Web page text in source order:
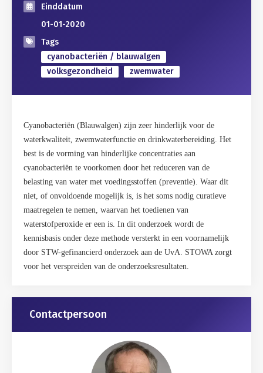
Einddatum
01-01-2020
Tags
cyanobacteriën / blauwalgen
volksgezondheid
zwemwater
Cyanobacteriën (Blauwalgen) zijn zeer hinderlijk voor de
waterkwaliteit, zwemwaterfunctie en drinkwaterbereiding. Het
best is de vorming van hinderlijke concentraties aan
cyanobacteriën te voorkomen door het reduceren van de
belasting van water met voedingsstoffen (preventie). Waar dit
niet, of onvoldoende mogelijk is, is het soms nodig curatieve
maatregelen te nemen, waarvan het toedienen van
waterstofperoxide er een is. In dit onderzoek wordt de
kennisbasis onder deze methode versterkt in een voornamelijk
door STW-gefinancierd onderzoek aan de UvA. STOWA zorgt
voor het verspreiden van de onderzoeksresultaten.
Contactpersoon